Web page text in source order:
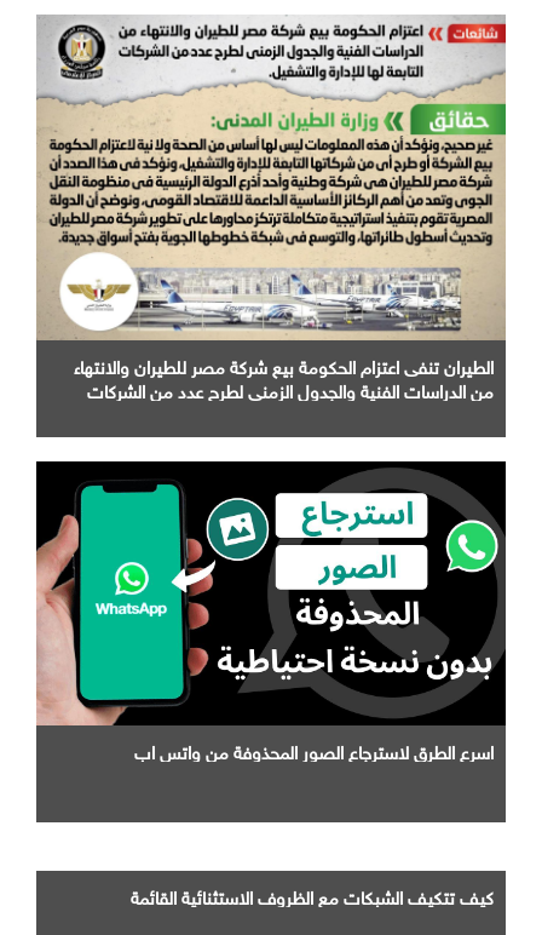
الطيران تنفى اعتزام الحكومة بيع شركة مصر للطيران والانتهاء
من الدراسات الفنية والجدول الزمني لطرح عدد من الشركات
اسرع الطرق لاسترجاع الصور المحذوفة من واتس اب
كيف تتكيف الشبكات مع الظروف الاستثنائية القائمة